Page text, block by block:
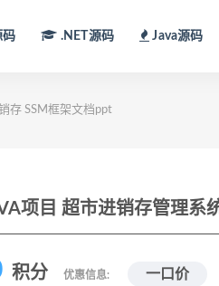
码 .NET源码 Java源码
存 SSM框架文档ppt
项目 超市进销存管理系
积分 优惠信息: 一口价